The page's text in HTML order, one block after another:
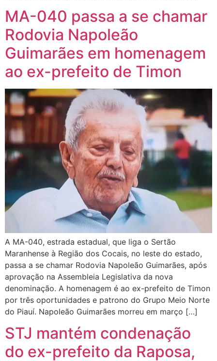
MA-040 passa a se chamar
Rodovia Napoleão
Guimarães em homenagem
ao ex-prefeito de Timon
A MA-040, estrada estadual, que liga o Sertão
Maranhense à Região dos Cocais, no leste do estado,
passa a se chamar Rodovia Napoleão Guimarães, após
aprovação na Assembleia Legislativa da nova
denominação. A homenagem é ao ex-prefeito de Timon
por três oportunidades e patrono do Grupo Meio Norte
do Piauí. Napoleão Guimarães morreu em março […]
STJ mantém condenação
do ex-prefeito da Raposa,